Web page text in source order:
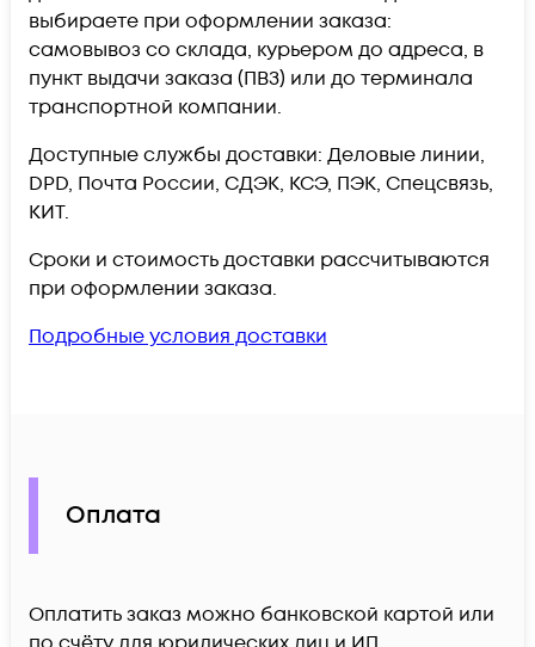
выбираете при оформлении заказа:
самовывоз со склада, курьером до адреса, в
пункт выдачи заказа (ПВЗ) или до терминала
транспортной компании.
Доступные службы доставки: Деловые линии,
DPD, Почта России, СДЭК, КСЭ, ПЭК, Спецсвязь,
КИТ.
Сроки и стоимость доставки рассчитываются
при оформлении заказа.
Подробные условия доставки
Оплата
Оплатить заказ можно банковской картой или